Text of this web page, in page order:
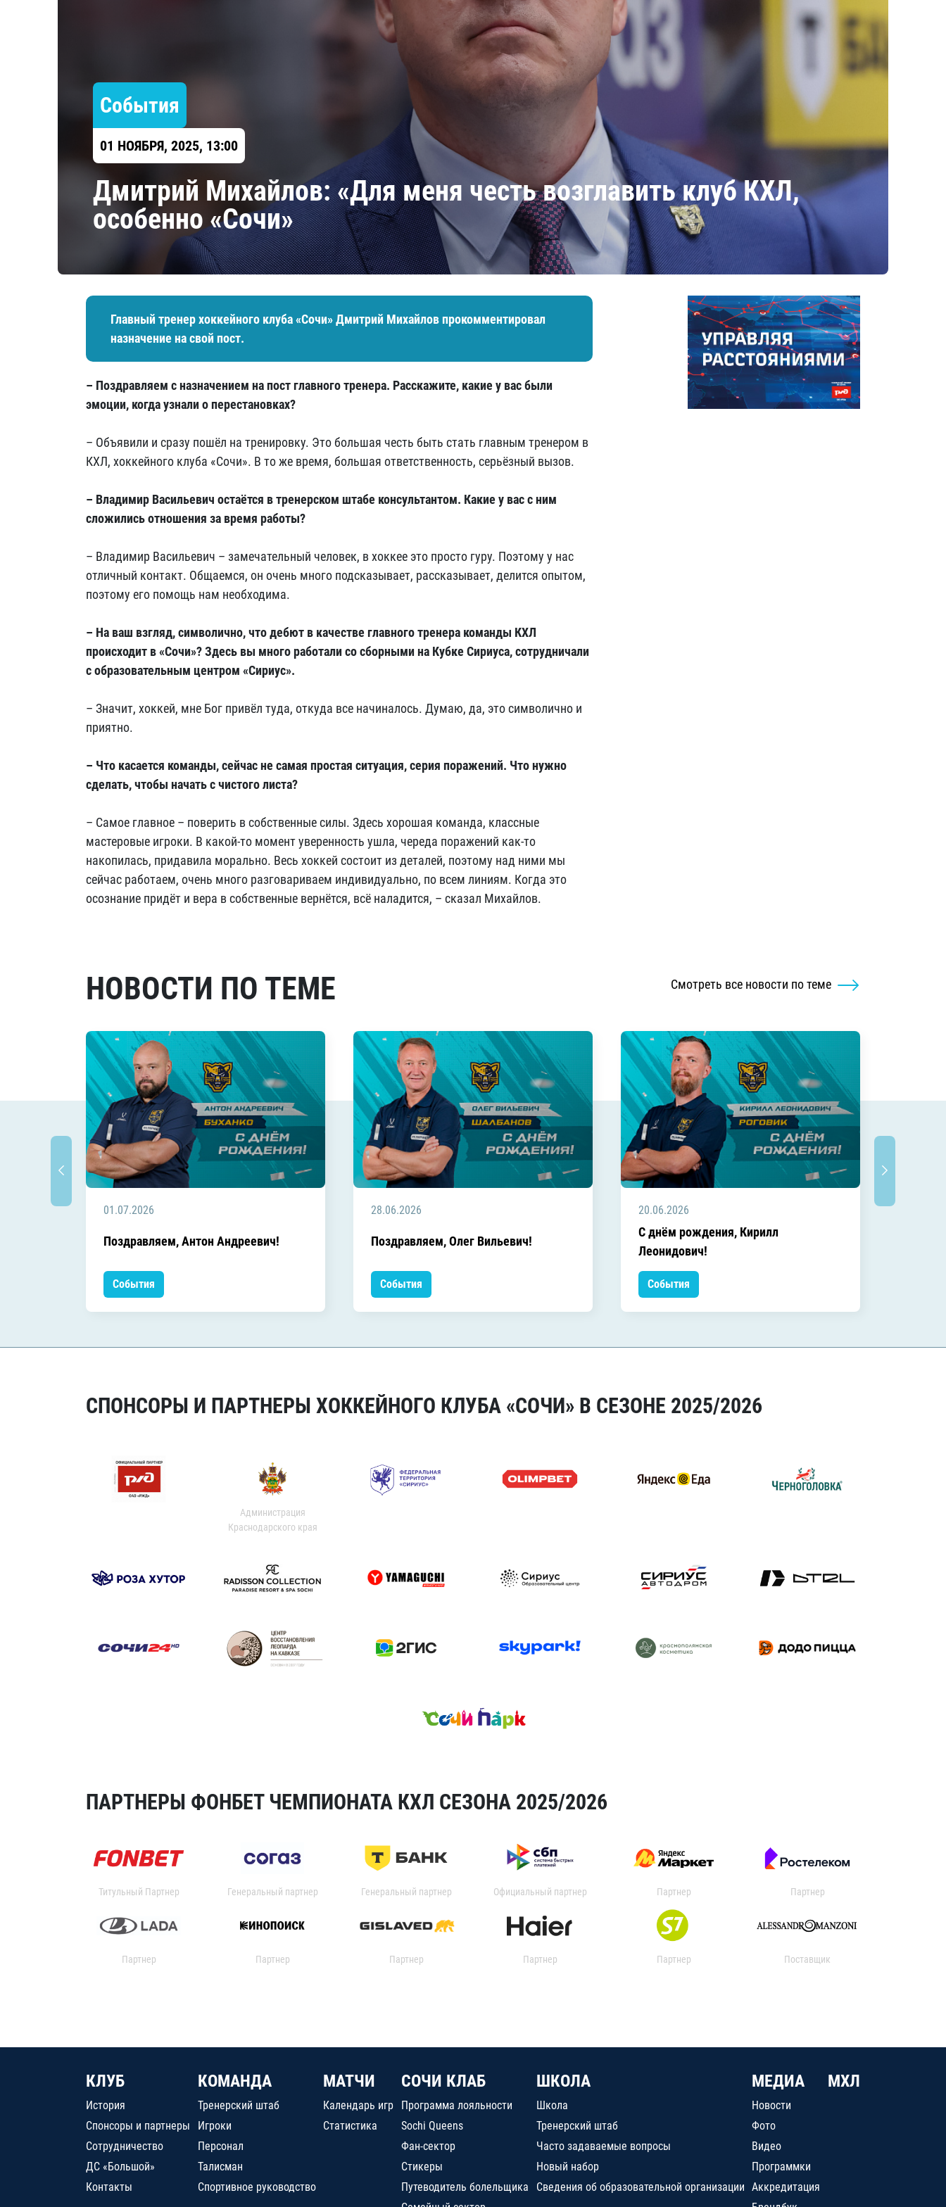
Амур
Барыс
Салават Юлаев
События
01 НОЯБРЯ, 2025, 13:00
Дмитрий Михайлов: «Для меня честь возглавить клуб КХЛ,
особенно «Сочи»
Главный тренер хоккейного клуба «Сочи» Дмитрий Михайлов прокомментировал
назначение на свой пост.
– Поздравляем с назначением на пост главного тренера. Расскажите, какие у вас были
эмоции, когда узнали о перестановках?
– Объявили и сразу пошёл на тренировку. Это большая честь быть стать главным тренером в
КХЛ, хоккейного клуба «Сочи». В то же время, большая ответственность, серьёзный вызов.
– Владимир Васильевич остаётся в тренерском штабе консультантом. Какие у вас с ним
сложились отношения за время работы?
– Владимир Васильевич – замечательный человек, в хоккее это просто гуру. Поэтому у нас
отличный контакт. Общаемся, он очень много подсказывает, рассказывает, делится опытом,
поэтому его помощь нам необходима.
– На ваш взгляд, символично, что дебют в качестве главного тренера команды КХЛ
происходит в «Сочи»? Здесь вы много работали со сборными на Кубке Сириуса, сотрудничали
с образовательным центром «Сириус».
– Значит, хоккей, мне Бог привёл туда, откуда все начиналось. Думаю, да, это символично и
приятно.
– Что касается команды, сейчас не самая простая ситуация, серия поражений. Что нужно
сделать, чтобы начать с чистого листа?
– Самое главное – поверить в собственные силы. Здесь хорошая команда, классные
мастеровые игроки. В какой-то момент уверенность ушла, череда поражений как-то
накопилась, придавила морально. Весь хоккей состоит из деталей, поэтому над ними мы
сейчас работаем, очень много разговариваем индивидуально, по всем линиям. Когда это
осознание придёт и вера в собственные вернётся, всё наладится, – сказал Михайлов.
НОВОСТИ ПО ТЕМЕ Смотреть все новости по теме
01.07.2026
Поздравляем, Антон Андреевич!
События
28.06.2026
Поздравляем, Олег Вильевич!
События
20.06.2026
C днём рождения, Кирилл
Леонидович!
События
СПОНСОРЫ И ПАРТНЕРЫ ХОККЕЙНОГО КЛУБА «СОЧИ» В СЕЗОНЕ 2025/2026
Администрация
Краснодарского края
ПАРТНЕРЫ ФОНБЕТ ЧЕМПИОНАТА КХЛ СЕЗОНА 2025/2026
Титульный Партнер Генеральный партнер Генеральный партнер Официальный партнер Партнер Партнер
Партнер Партнер Партнер Партнер Партнер Поставщик
КЛУБ
История
Спонсоры и партнеры
Сотрудничество
ДС «Большой»
Контакты
КОМАНДА
Тренерский штаб
Игроки
Персонал
Талисман
Спортивное руководство
МАТЧИ
Календарь игр
Статистика
СОЧИ КЛАБ
Программа лояльности
Sochi Queens
Фан-сектор
Стикеры
Путеводитель болельщика
ШКОЛА
Школа
Тренерский штаб
Часто задаваемые вопросы
Новый набор
Сведения об образовательной организации
МЕДИА
Новости
Фото
Видео
Программки
Аккредитация
МХЛ